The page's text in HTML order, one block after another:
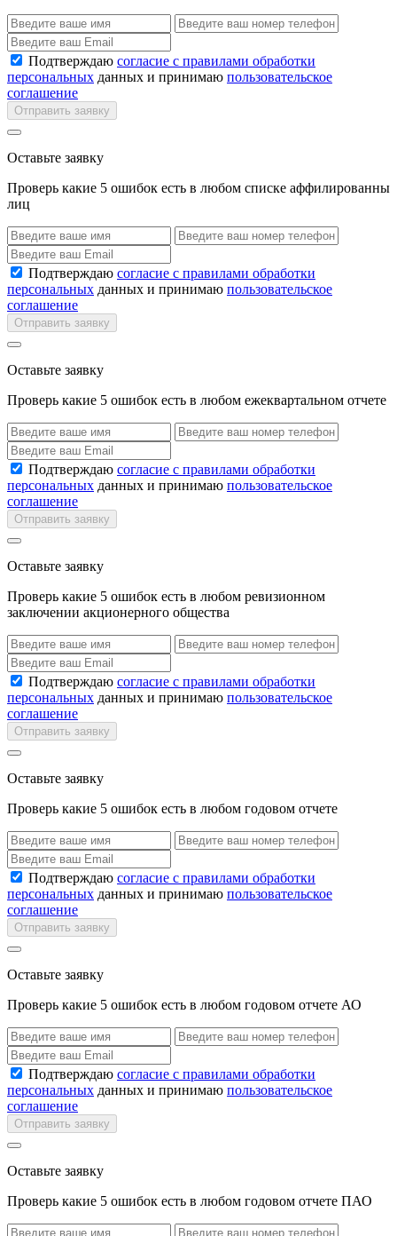
Подтверждаю согласие с правилами обработки
персональных данных и принимаю пользовательское
соглашение
Отправить заявку
Оставьте заявку
Проверь какие 5 ошибок есть в любом списке аффилированны
лиц
Подтверждаю согласие с правилами обработки
персональных данных и принимаю пользовательское
соглашение
Отправить заявку
Оставьте заявку
Проверь какие 5 ошибок есть в любом ежеквартальном отчете
Подтверждаю согласие с правилами обработки
персональных данных и принимаю пользовательское
соглашение
Отправить заявку
Оставьте заявку
Проверь какие 5 ошибок есть в любом ревизионном
заключении акционерного общества
Подтверждаю согласие с правилами обработки
персональных данных и принимаю пользовательское
соглашение
Отправить заявку
Оставьте заявку
Проверь какие 5 ошибок есть в любом годовом отчете
Подтверждаю согласие с правилами обработки
персональных данных и принимаю пользовательское
соглашение
Отправить заявку
Оставьте заявку
Проверь какие 5 ошибок есть в любом годовом отчете АО
Подтверждаю согласие с правилами обработки
персональных данных и принимаю пользовательское
соглашение
Отправить заявку
Оставьте заявку
Проверь какие 5 ошибок есть в любом годовом отчете ПАО